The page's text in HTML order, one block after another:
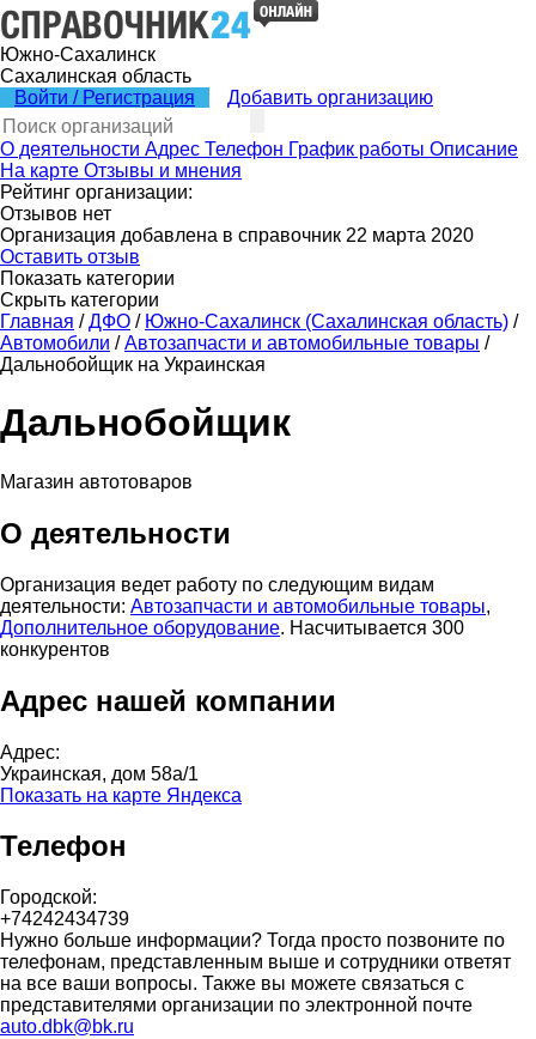
Южно-Сахалинск
Сахалинская область
Войти / Регистрация
Добавить организацию
О деятельности Адрес Телефон График работы Описание
На карте Отзывы и мнения
Рейтинг организации:
Отзывов нет
Организация добавлена в справочник 22 марта 2020
Оставить отзыв
Показать категории
Скрыть категории
Главная / ДФО / Южно-Сахалинск (Сахалинская область) /
Автомобили / Автозапчасти и автомобильные товары /
Дальнобойщик на Украинская
Дальнобойщик
Магазин автотоваров
О деятельности
Организация ведет работу по следующим видам
деятельности: Автозапчасти и автомобильные товары,
Дополнительное оборудование. Насчитывается 300
конкурентов
Адрес нашей компании
Адрес:
Украинская, дом 58а/1
Показать на карте Яндекса
Телефон
Городской:
+74242434739
Нужно больше информации? Тогда просто позвоните по
телефонам, представленным выше и сотрудники ответят
на все ваши вопросы. Также вы можете связаться с
представителями организации по электронной почте
auto.dbk@bk.ru